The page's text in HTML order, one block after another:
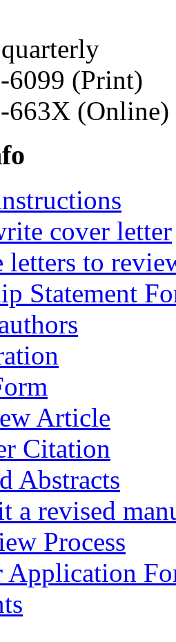
6099 (Print)
663X (Online)
cover letter
letters to
Statement
Article
Citation
Abstracts
a revised
Process
Application